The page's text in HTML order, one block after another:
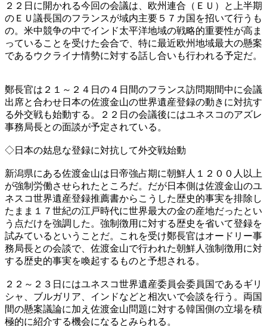
２２日に開かれる今回の会議は、欧州連合（ＥＵ）と上半期
のＥＵ議長国のフランスが域内主要５７カ国を招いて行うも
の。米中競争の中でインド太平洋地域の戦略的重要性が高ま
っていることを受けた会合で、特に最近欧州地域最大の懸案
であるウクライナ情勢に対する話し合いも行われる予定だ。
鄭長官は２１～２４日の４日間のフランス訪問期間中に会議
出席と合わせ日本の佐渡金山の世界遺産登録の動きに対抗す
る外交戦も始動する。２２日の会議後にはユネスコのアズレ
事務局長との面談が予定されている。
◇日本の姑息な登録に対抗して外交戦始動
新潟県にある佐渡金山は日帝強占期に朝鮮人１２００人以上
が強制労働させられたところだ。だが日本側は佐渡金山のユ
ネスコ世界遺産登録推薦書からこうした歴史的事実を排除し
たまま１７世紀の江戸時代に世界最大の金の産地だったとい
う点だけを強調した。強制徴用に対する歴史を省いて登録を
試みているということだ。これを受け鄭長官はオードリー事
務局長との会談で、佐渡金山で行われた朝鮮人強制徴用に対
する歴史的事実を喚起するものと予想される。
２２～２３日にはユネスコ世界遺産委員会委員国であるギリ
シャ、ブルガリア、インドなどと相次いで会談を行う。両国
間の懸案議論に加え佐渡金山問題に対する韓国側の立場を積
極的に紹介する機会になるとみられる。